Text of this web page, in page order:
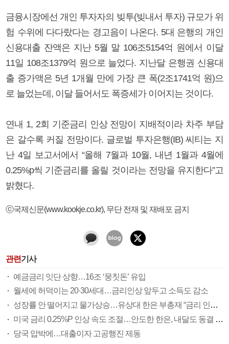
금융시장에선 개인 투자자의 빚투(빚내서 투자) 규모가 위
험 수위에 다다랐다는 경고음이 나온다. 5대 은행의 개인
신용대출 잔액은 지난 5월 말 106조5154억 원에서 이달
11일 108조1379억 원으로 늘었다. 지난달 은행권 신용대
출 증가액은 5년 1개월 만에 가장 큰 폭(2조1741억 원)으
로 늘었는데, 이달 들어서도 폭증세가 이어지는 것이다.
연내 1, 2회 기준금리 인상 전망이 지배적이라 차주 부담
은 갈수록 커질 전망이다. 글로벌 투자은행(IB) 씨티는 지
난 4일 보고서에서 “올해 7월과 10월, 내년 1월과 4월에
0.25%p씩 기준금리를 올릴 것이라는 전망을 유지한다”고
밝혔다.
ⓒ국제신문(www.kookje.co.kr), 무단 전재 및 재배포 금지
관련기사
예금금리 잇단 상향…16조 ‘뭉칫돈’ 유입
월세에 허덕이는 20·30세대…금리인상 앞두고 소득도 감소
성장률 안 떨어지고 물가상승…유상대 한은 부총재 “금리 인상 고민할 때”(종합)
미국 금리 0.25%P 인상 속도 조절…안도한 한은, 내달도 동결 가능성
당국 압박에…대출이자 고공행진 제동